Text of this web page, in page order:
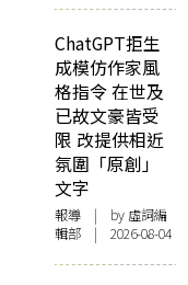
ChatGPT拒生
成模仿作家風
格指令 在世及
已故文豪皆受
限 改提供相近
氛圍「原創」
文字
報導 | by 虛詞編
輯部 | 2026-08-04